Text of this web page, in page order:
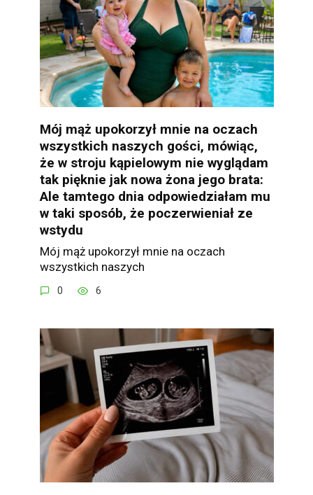
Mój mąż upokorzył mnie na oczach
wszystkich naszych gości, mówiąc,
że w stroju kąpielowym nie wyglądam
tak pięknie jak nowa żona jego brata:
Ale tamtego dnia odpowiedziałam mu
w taki sposób, że poczerwieniał ze
wstydu
Mój mąż upokorzył mnie na oczach
wszystkich naszych
0 6